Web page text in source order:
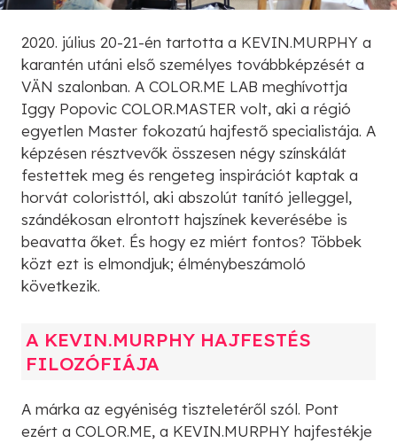
2020. július 20-21-én tartotta a KEVIN.MURPHY a
karantén utáni első személyes továbbképzését a
VÄN szalonban. A COLOR.ME LAB meghívottja
Iggy Popovic COLOR.MASTER volt, aki a régió
egyetlen Master fokozatú hajfestő specialistája. A
képzésen résztvevők összesen négy színskálát
festettek meg és rengeteg inspirációt kaptak a
horvát coloristtól, aki abszolút tanító jelleggel,
szándékosan elrontott hajszínek keverésébe is
beavatta őket. És hogy ez miért fontos? Többek
közt ezt is elmondjuk; élménybeszámoló
következik.
A KEVIN.MURPHY HAJFESTÉS
FILOZÓFIÁJA
A márka az egyéniség tiszteletéről szól. Pont
ezért a COLOR.ME, a KEVIN.MURPHY hajfestékje